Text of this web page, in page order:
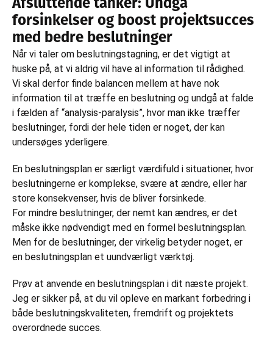
Afsluttende tanker: Undgå
forsinkelser og boost projektsucces
med bedre beslutninger
Når vi taler om beslutningstagning, er det vigtigt at
huske på, at vi aldrig vil have al information til rådighed.
Vi skal derfor finde balancen mellem at have nok
information til at træffe en beslutning og undgå at falde
i fælden af “analysis-paralysis”, hvor man ikke træffer
beslutninger, fordi der hele tiden er noget, der kan
undersøges yderligere.
En beslutningsplan er særligt værdifuld i situationer, hvor
beslutningerne er komplekse, svære at ændre, eller har
store konsekvenser, hvis de bliver forsinkede.
For mindre beslutninger, der nemt kan ændres, er det
måske ikke nødvendigt med en formel beslutningsplan.
Men for de beslutninger, der virkelig betyder noget, er
en beslutningsplan et uundværligt værktøj.
Prøv at anvende en beslutningsplan i dit næste projekt.
Jeg er sikker på, at du vil opleve en markant forbedring i
både beslutningskvaliteten, fremdrift og projektets
overordnede succes.